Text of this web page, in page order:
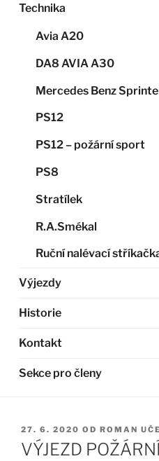
Technika
Avia A20
DA8 AVIA A30
Mercedes Benz
PS12
PS12 – požární sport
PS8
Stratílek
R.A.Smékal
Ruční nalévací
Výjezdy
Historie
Kontakt
Sekce pro členy
PUBLIKOVÁNO
27. 6. 2020 OD ROMAN
VÝJEZD